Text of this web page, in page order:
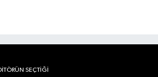
SEÇTIĞI